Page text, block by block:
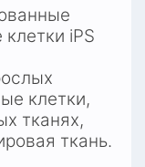
iPS
клетки,
тканях,
ткань.​